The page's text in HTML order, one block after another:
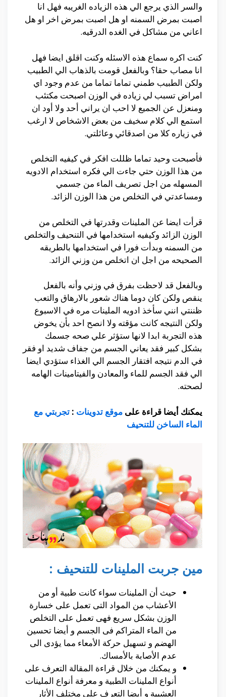
والسر الذي يرجع الي هذه الزياده الغريبه فهل انا
اصبت بمرض السمنه او هل اصبت بمرض اخر او هل
اعاني من مشاكل في الغده الدرقيه.
كنت اكره سماع هذه الاسئله وكنت اقلق ايضا فهل
انا مصاب حقا؟ وبالفعل قومت بالذهاب الي الطبيب
ولكن الطبيب طمني تماما تماما من عدم وجود اي
امراض تسبب لي زياده في الوزن اصبحت مكتئب
ومنعزل عن الجميع لا احب ان يراني أحد ولا أود ان
استمع الي كلام سخيف من بعض الاشخاص لا ارغب
في زياره كلا من اصدقائي وعائلتي.
فأصبحت وحيد تماما ظللت افكر في كيفيه التخلص
من هذا الوزن حتي جاءت الي فكره استخدام الادويه
المسهله من اجل تصريف الماء من جسمي
ومساعدتي في التخلص من هذا الوزن الزائد.
قرأت ايضا عن الملينات وقدرتها في التخلص من
الوزن الزائد وكيفيه استخدامها في التنحيف والتخلص
من السمنه وبدأت فورا في استخدامها بالطريقه
الصحيحه من اجل ان اتخلص من وزني الزائد.
وبالفعل قد لاحظت بفرق في وزني وأنه بالفعل
ينقص ولكن كان دوما هناك شعور بالارهاق والتعب
ظننتي انني سأخذ ادويه الملينات مره في الاسبوع
ولكن النتيجه كانت مؤقته ولا انصح احد بأن يخوض
هذه التجربة ابدا لانها ستؤثر علي صحه جسمك
بشكل كبير فقد يعاني الجسم من جفاف شديد او فقر
في الدم نتيجه افتقار الجسم الي الغذاء ستؤدي ايضا
الي فقد الجسم للماء والمعادن والفيتامينات الهامه
لصحته.
يمكنك أيضا قراءة على موقع تدوينات : تجربتي مع
الماء الساخن للتنحيف
مين جربت الملينات للتنحيف :
حيث أن الملينات سواء كانت طبية أو من
الأعشاب من المواد التى تعمل على خسارة
الوزن بشكل سريع فهى تعمل على التخلص
من الماء المتراكم فى الجسم و أيضا تحسين
الهضم و تسهيل حركة الأمعاء مما يؤدى الى
عدم الأصابة بالأمساك.
و يمكنك من خلال قراءة المقالة التعرف على
أنواع الملينات الطبية و معرفة أنواع الملينات
العشبية و أيضا التعرف على مختلف الأثار